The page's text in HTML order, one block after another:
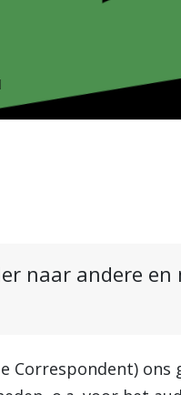
naar andere en
Correspondent) ons